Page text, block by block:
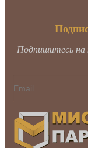
Подпишитесь на